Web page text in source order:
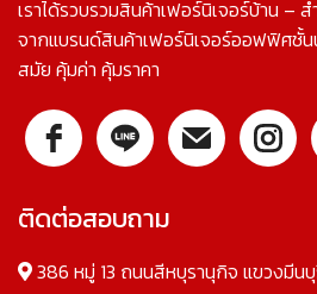
เราได้รวบรวมสินค้าเฟอร์นิเจอร์บ้าน –
จากแบรนด์สินค้าเฟอร์นิเจอร์ออฟฟิศชั้
สมัย คุ้มค่า คุ้มราคา
ติดต่อสอบถาม
386 หมู่ 13 ถนนสีหบุรานุกิจ แขวงมีน